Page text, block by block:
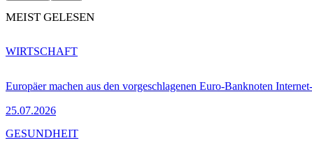
MEIST GELESEN
Europäer machen aus den vorgeschlagenen Euro-Banknoten
25.07.2026
WIRTSCHAFT
GESUNDHEIT